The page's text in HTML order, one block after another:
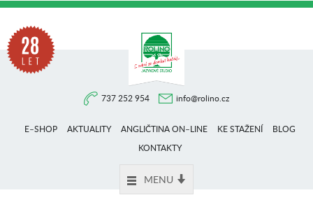
737 252 954 info@rolino.cz
E–SHOP AKTUALITY ANGLIČTINA ON–LINE KE STAŽENÍ
BLOG
KONTAKTY
MENU